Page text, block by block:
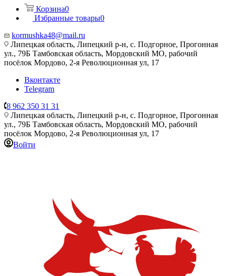
Корзина0
Избранные товары0
kormushka48@mail.ru
Липецкая область, Липецкий р-н, с. Подгорное, Прогонная
ул., 79Б Тамбовская область, Мордовский МО, рабочий
посёлок Мордово, 2-я Революционная ул, 17
Вконтакте
Telegram
8 962 350 31 31
Липецкая область, Липецкий р-н, с. Подгорное, Прогонная
ул., 79Б Тамбовская область, Мордовский МО, рабочий
посёлок Мордово, 2-я Революционная ул, 17
Войти